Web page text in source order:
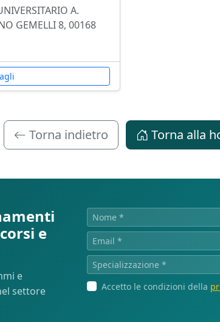
A.
GEMELLI 8, 00168
Torna indietro Torna alla
e
e
settore
Accetto le condizioni della